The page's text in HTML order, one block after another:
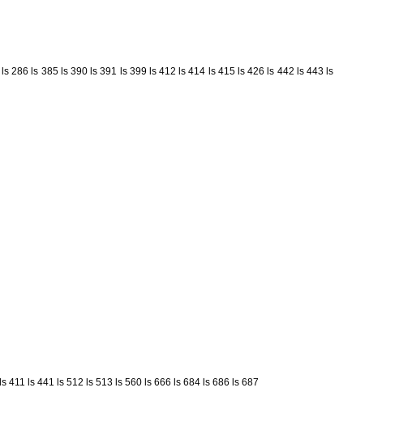
ls 286 ls 385 ls 390 ls 391 ls 399 ls 412 ls 414 ls 415 ls 426 ls 442 ls 443 ls
ls 411 ls 441 ls 512 ls 513 ls 560 ls 666 ls 684 ls 686 ls 687